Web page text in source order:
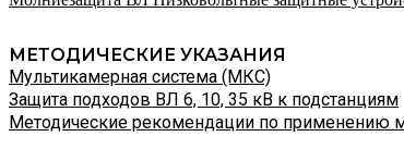
МЕТОДИЧЕСКИЕ УКАЗАНИЯ
Мультикамерная система (МКС)
Защита подходов ВЛ 6, 10, 35 кВ к подстанциям
Методические рекомендации по применению